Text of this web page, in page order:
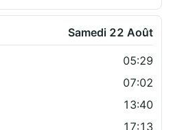
Samedi 22 Août
05:29
07:02
13:40
17:13